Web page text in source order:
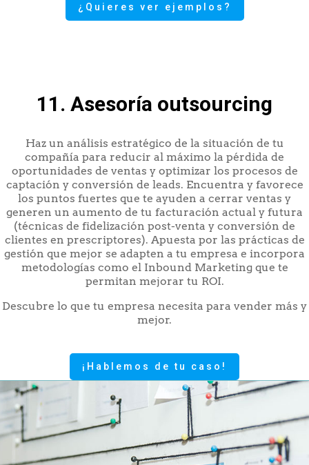
¿Quieres ver ejemplos?
11. Asesoría outsourcing
Haz un análisis estratégico de la situación de tu
compañía para reducir al máximo la pérdida de
oportunidades de ventas y optimizar los procesos de
captación y conversión de leads. Encuentra y favorece
los puntos fuertes que te ayuden a cerrar ventas y
generen un aumento de tu facturación actual y futura
(técnicas de fidelización post-venta y conversión de
clientes en prescriptores). Apuesta por las prácticas de
gestión que mejor se adapten a tu empresa e incorpora
metodologías como el Inbound Marketing que te
permitan mejorar tu ROI.
Descubre lo que tu empresa necesita para vender más y
mejor.
¡Hablemos de tu caso!